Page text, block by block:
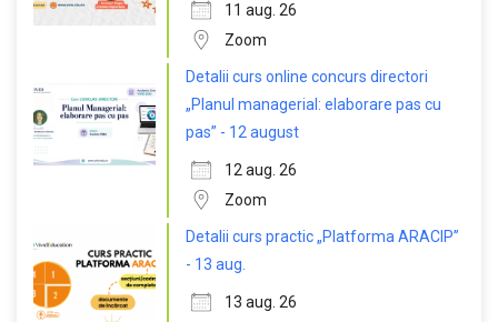
11 aug. 26
Zoom
Detalii curs online concurs directori
„Planul managerial: elaborare pas cu
pas” - 12 august
12 aug. 26
Zoom
Detalii curs practic „Platforma ARACIP”
- 13 aug.
13 aug. 26